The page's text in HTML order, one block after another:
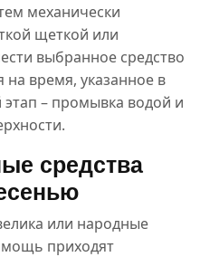
механически
щеткой или
выбранное средство
на время, указанное в
– промывка водой и
средства
или народные
приходят